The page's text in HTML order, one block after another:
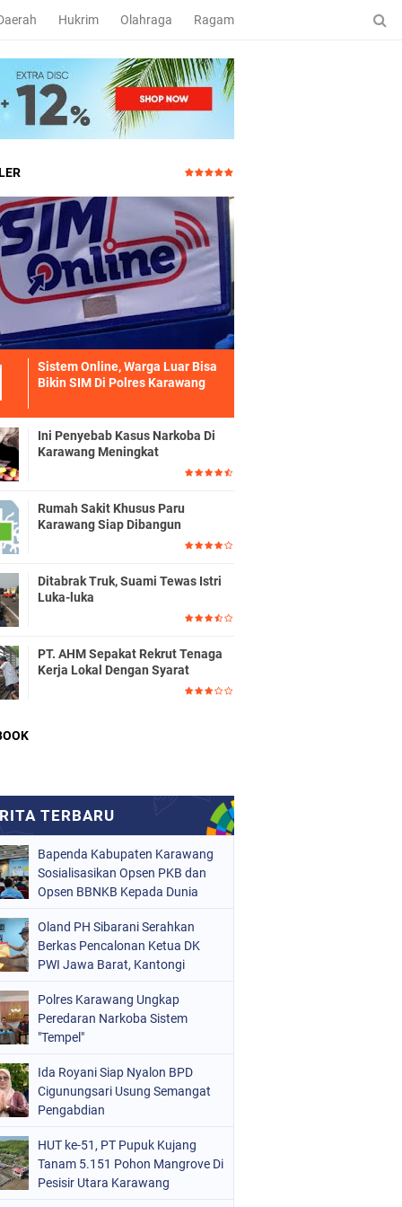
Hukrim Olahraga Ragam
Sistem Online, Warga Luar Bisa
Bikin SIM Di Polres Karawang
Ini Penyebab Kasus Narkoba Di
Karawang Meningkat
Rumah Sakit Khusus Paru
Karawang Siap Dibangun
Ditabrak Truk, Suami Tewas Istri
Luka-luka
PT. AHM Sepakat Rekrut Tenaga
Kerja Lokal Dengan Syarat
Bapenda Kabupaten Karawang
Sosialisasikan Opsen PKB dan
Opsen BBNKB Kepada Dunia
Oland PH Sibarani Serahkan
Berkas Pencalonan Ketua DK
PWI Jawa Barat, Kantongi
Polres Karawang Ungkap
Peredaran Narkoba Sistem
"Tempel"
Ida Royani Siap Nyalon BPD
Cigunungsari Usung Semangat
Pengabdian
HUT ke-51, PT Pupuk Kujang
Tanam 5.151 Pohon Mangrove Di
Pesisir Utara Karawang